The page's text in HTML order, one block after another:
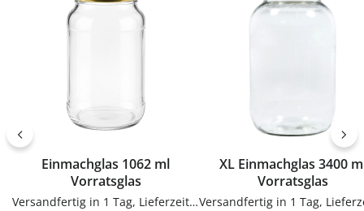
Gebrauch.PflegehinweiseNach
Gebrauch reinigenGut trocknen
lassenJetzt bestellenBestelle
Anwendung und langlebig
Einmachglas 1062 ml
Vorratsglas
Versandfertig in 1 Tag, Lieferzeit 1-3 Tage
XL Einmachglas 3400
Vorratsglas